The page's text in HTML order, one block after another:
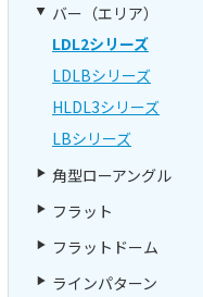
バー（エリア）
LDL2シリーズ
LDLBシリーズ
HLDL3シリーズ
LBシリーズ
角型ローアングル
フラット
フラットドーム
ラインパターン